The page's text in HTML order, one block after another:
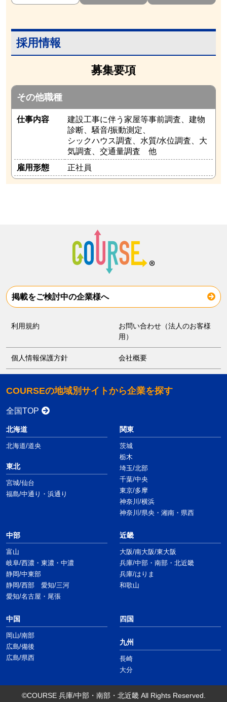
採用情報
募集要項
その他職種
仕事内容
建設工事に伴う家屋等事前調査、建物
診断、騒音/振動測定、
シックハウス調査、水質/水位調査、大
気調査、交通量調査 他
雇用形態
正社員
掲載をご検討中の企業様へ
利用規約
お問い合わせ（法人のお客様
用）
個人情報保護方針 会社概要
COURSEの地域別サイトから企業を探す
全国TOP
北海道
北海道/道央
東北
宮城/仙台
福島/中通り・浜通り
関東
茨城
栃木
埼玉/北部
千葉/中央
東京/多摩
神奈川/横浜
神奈川/県央・湘南・県西
中部
富山
岐阜/西濃・東濃・中濃
静岡/中東部
静岡/西部 愛知/三河
愛知/名古屋・尾張
近畿
大阪/南大阪/東大阪
兵庫/中部・南部・北近畿
兵庫/はりま
和歌山
中国
岡山/南部
広島/備後
広島/県西
四国
九州
長崎
大分
©COURSE 兵庫/中部・南部・北近畿 All Rights Reserved.